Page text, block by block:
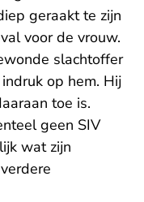
geraakt te zijn
voor de vrouw.
slachtoffer
op hem. Hij
toe is.
geen SIV
wat zijn